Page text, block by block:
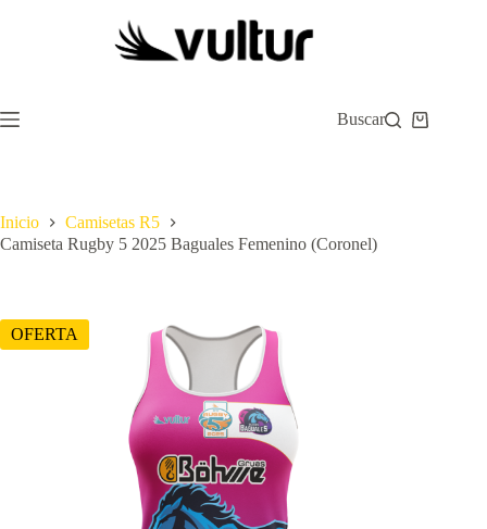
Buscar
Carro
Inicio
Camisetas R5
Camiseta Rugby 5 2025 Baguales Femenino (Coronel)
OFERTA